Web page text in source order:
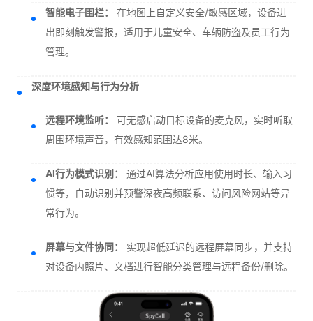
智能电子围栏：
在地图上自定义安全/敏感区域，设备进
出即刻触发警报，适用于儿童安全、车辆防盗及员工行为
管理。
深度环境感知与行为分析
远程环境监听：
可无感启动目标设备的麦克风，实时听取
周围环境声音，有效感知范围达8米。
AI行为模式识别：
通过AI算法分析应用使用时长、输入习
惯等，自动识别并预警深夜高频联系、访问风险网站等异
常行为。
屏幕与文件协同：
实现超低延迟的远程屏幕同步，并支持
对设备内照片、文档进行智能分类管理与远程备份/删除。